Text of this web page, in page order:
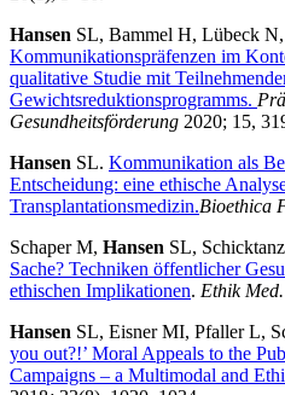
Hansen SL, Bammel H, Lübeck
Kommunikationspräfenzen im
qualitative Studie mit
Gewichtsreduktionsprogramms.
Gesundheitsförderung 2020; 15,
Hansen SL. Kommunikation als
Entscheidung: eine ethische
Transplantationsmedizin.Bioethica
Schaper M, Hansen SL,
Sache? Techniken öffentlicher
ethischen Implikationen. Ethik Med.
Hansen SL, Eisner MI, Pfaller L,
you out?!’ Moral Appeals to the
Campaigns – a Multimodal and